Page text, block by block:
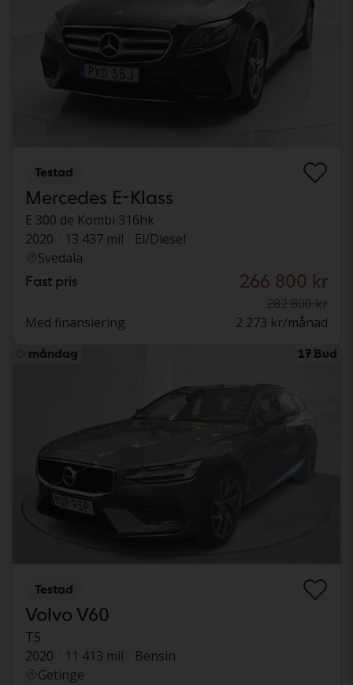
Testad
Mercedes E-Klass
E 300 de Kombi 316hk
2020
13 437 mil
El/Diesel
Svedala
Fast pris 266 800 kr
282 800 kr
Med finansiering
2 273 kr/månad
måndag 17 Bud
Testad
Volvo V60
T5
2020
11 413 mil
Bensin
Getinge